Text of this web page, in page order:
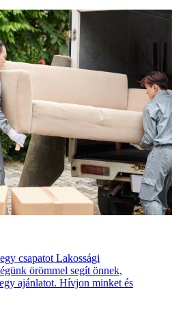
csapatot Lakossági
örömmel segít önnek,
ajánlatot. Hívjon minket és